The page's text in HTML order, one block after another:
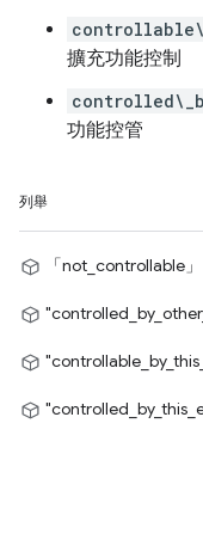
擴充功能控制
功能控管
列舉
「not_controllable」